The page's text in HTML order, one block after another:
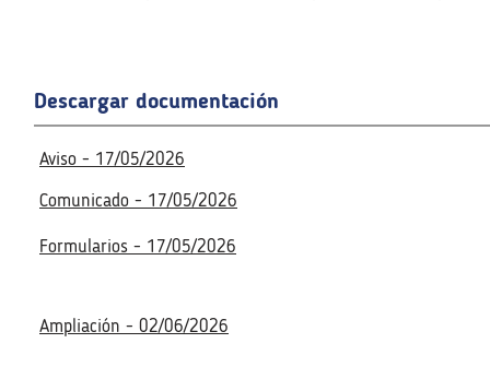
21 may. 2026 11:00 a. m.
Fecha de la reunión virtual
21 may. 2026 11:00 a. m. Acceso a la reunión
Descargar documentación
Aviso - 17/05/2026
Comunicado - 17/05/2026
Formularios - 17/05/2026
Ampliación - 02/06/2026